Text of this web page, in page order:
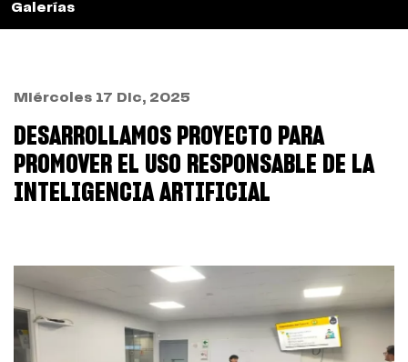
Galerías
Miércoles 17 Dic, 2025
DESARROLLAMOS PROYECTO PARA
PROMOVER EL USO RESPONSABLE DE LA
INTELIGENCIA ARTIFICIAL